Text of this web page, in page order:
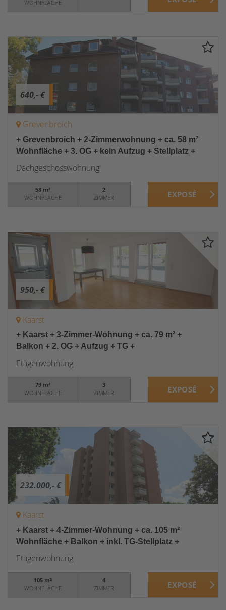
WOHNFLÄCHE
640,- €
Grevenbroich
+ Grevenbroich + 2-Zimmerwohnung + ca. 58 m²
Wohnfläche + 3. OG + kein Aufzug + Stellplatz +
Dachgeschosswohnung
58 m²
WOHNFLÄCHE
2
ZIMMER
950,- €
Kaarst
+ Kaarst + 3-Zimmer-Wohnung + ca. 79 m² +
Balkon + 2. OG + Aufzug + TG +
Etagenwohnung
79 m²
WOHNFLÄCHE
3
ZIMMER
232.000,- €
Kaarst
+ Kaarst + 4-Zimmer-Wohnung + ca. 105 m²
Wohnfläche + Balkon + inkl. TG-Stellplatz +
Etagenwohnung
105 m²
WOHNFLÄCHE
4
ZIMMER